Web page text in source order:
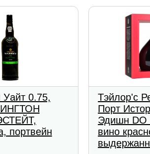
0.75,
портвейн
Тэйлор'с
Порт
Эдишн DO
вино